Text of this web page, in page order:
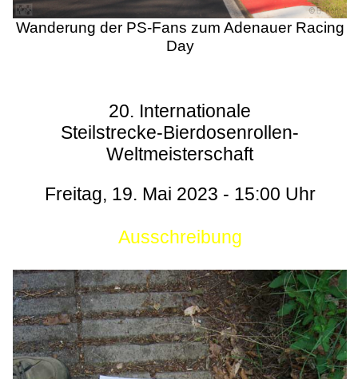
Wanderung der PS-Fans zum Adenauer Racing
Day
20. Internationale
Steilstrecke-Bierdosenrollen-
Weltmeisterschaft
Freitag, 19. Mai 2023 - 15:00 Uhr
Ausschreibung